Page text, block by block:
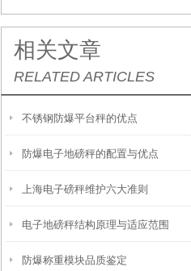
相关文章
RELATED ARTICLES
不锈钢防爆平台秤的优点
防爆电子地磅秤的配置与优点
上海电子磅秤维护六大准则
电子地磅秤结构原理与适应范围
防爆称重模块品质鉴定